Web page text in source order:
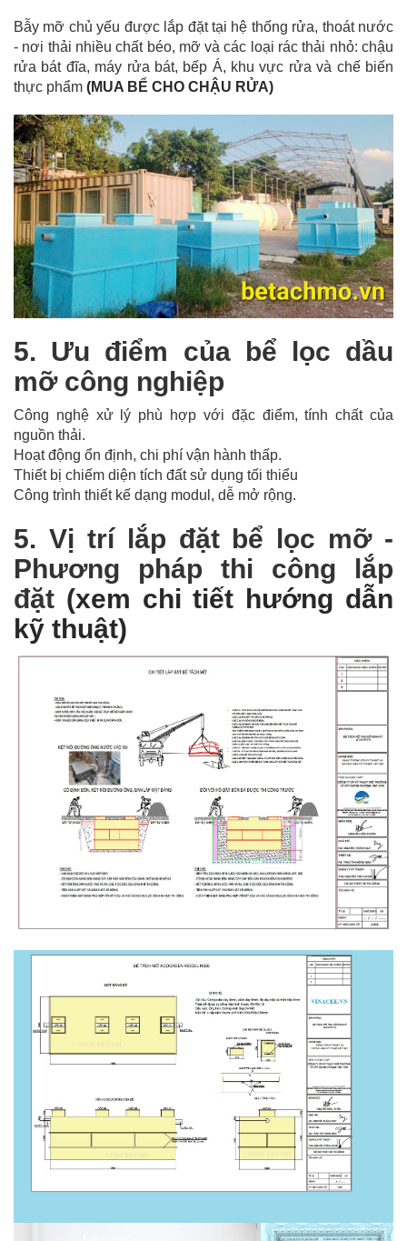
Bẫy mỡ chủ yếu được lắp đặt tại hệ thống rửa, thoát nước
- nơi thải nhiều chất béo, mỡ và các loại rác thải nhỏ: chậu
rửa bát đĩa, máy rửa bát, bếp Á, khu vực rửa và chế biến
thực phẩm (MUA BỂ CHO CHẬU RỬA)
5. Ưu điểm của bể lọc dầu
mỡ công nghiệp
Công nghệ xử lý phù hợp với đặc điểm, tính chất của
nguồn thải.
Hoạt động ổn định, chi phí vận hành thấp.
Thiết bị chiếm diện tích đất sử dụng tối thiểu
Công trình thiết kế dạng modul, dễ mở rộng.
5. Vị trí lắp đặt bể lọc mỡ -
Phương pháp thi công lắp
đặt (xem chi tiết hướng dẫn
kỹ thuật)